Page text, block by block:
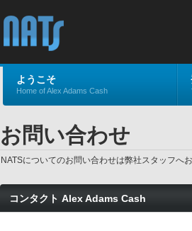
ようこそ
Home of Alex Adams Cash
お問い合わせ
NATSについてのお問い合わせは弊社スタッフへ
コンタクト Alex Adams Cash